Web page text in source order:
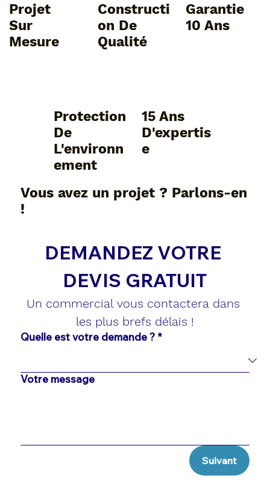
Projet
Sur
Mesure
Constructi
On De
Qualité
Garantie
10 Ans
Protection
De
L'environn
Ement
15 Ans
D'expertis
E
Vous avez un projet ? Parlons-en
!
DEVIS GRATUIT
Un commercial vous contactera dans
les plus brefs délais !
Quelle est votre demande ? *
Votre message
Suivant